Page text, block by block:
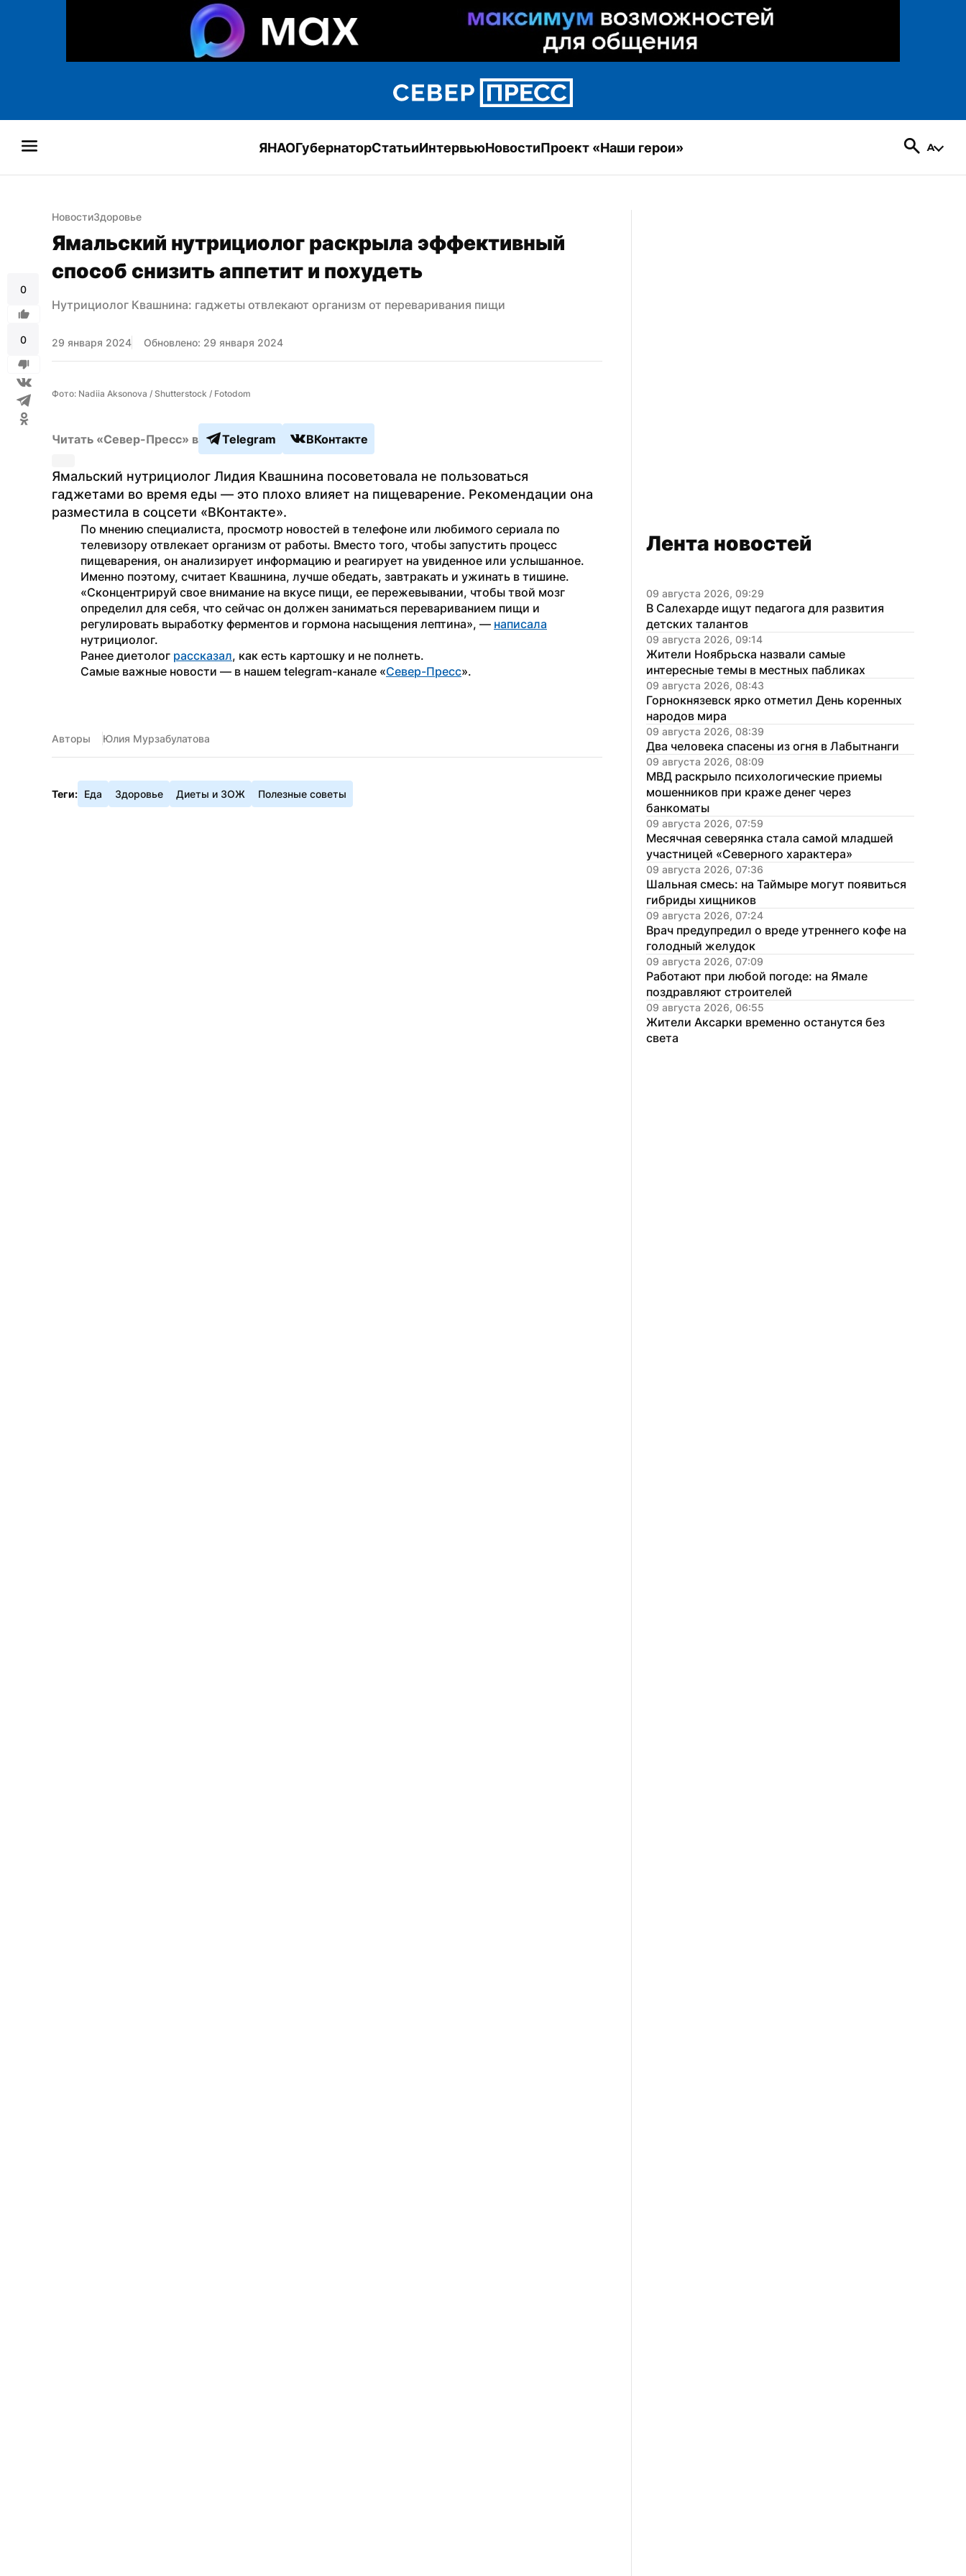
ЯНАОГубернаторСтатьиИнтервьюНовостиПроект «Наши герои»
0
0
НовостиЗдоровье
Ямальский нутрициолог раскрыла эффективный
способ снизить аппетит и похудеть
Нутрициолог Квашнина: гаджеты отвлекают организм от переваривания пищи
29 января 2024 Обновлено: 29 января 2024
Фото: Nadiia Aksonova / Shutterstock / Fotodom
Читать «Север-Пресс» в Telegram ВКонтакте
Ямальский нутрициолог Лидия Квашнина посоветовала не пользоваться
гаджетами во время еды — это плохо влияет на пищеварение. Рекомендации она
разместила в соцсети «ВКонтакте».
По мнению специалиста, просмотр новостей в телефоне или любимого сериала по
телевизору отвлекает организм от работы. Вместо того, чтобы запустить процесс
пищеварения, он анализирует информацию и реагирует на увиденное или услышанное.
Именно поэтому, считает Квашнина, лучше обедать, завтракать и ужинать в тишине.
«Сконцентрируй свое внимание на вкусе пищи, ее пережевывании, чтобы твой мозг
определил для себя, что сейчас он должен заниматься перевариванием пищи и
регулировать выработку ферментов и гормона насыщения лептина», — написала
нутрициолог.
Ранее диетолог рассказал, как есть картошку и не полнеть.
Самые важные новости — в нашем telegram-канале «Север-Пресс».
Авторы Юлия Мурзабулатова
Теги: Еда Здоровье Диеты и ЗОЖ Полезные советы
Лента новостей
09 августа 2026, 09:29
В Салехарде ищут педагога для развития
детских талантов
09 августа 2026, 09:14
Жители Ноябрьска назвали самые
интересные темы в местных пабликах
09 августа 2026, 08:43
Горнокнязевск ярко отметил День коренных
народов мира
09 августа 2026, 08:39
Два человека спасены из огня в Лабытнанги
09 августа 2026, 08:09
МВД раскрыло психологические приемы
мошенников при краже денег через
банкоматы
09 августа 2026, 07:59
Месячная северянка стала самой младшей
участницей «Северного характера»
09 августа 2026, 07:36
Шальная смесь: на Таймыре могут появиться
гибриды хищников
09 августа 2026, 07:24
Врач предупредил о вреде утреннего кофе на
голодный желудок
09 августа 2026, 07:09
Работают при любой погоде: на Ямале
поздравляют строителей
09 августа 2026, 06:55
Жители Аксарки временно останутся без
света